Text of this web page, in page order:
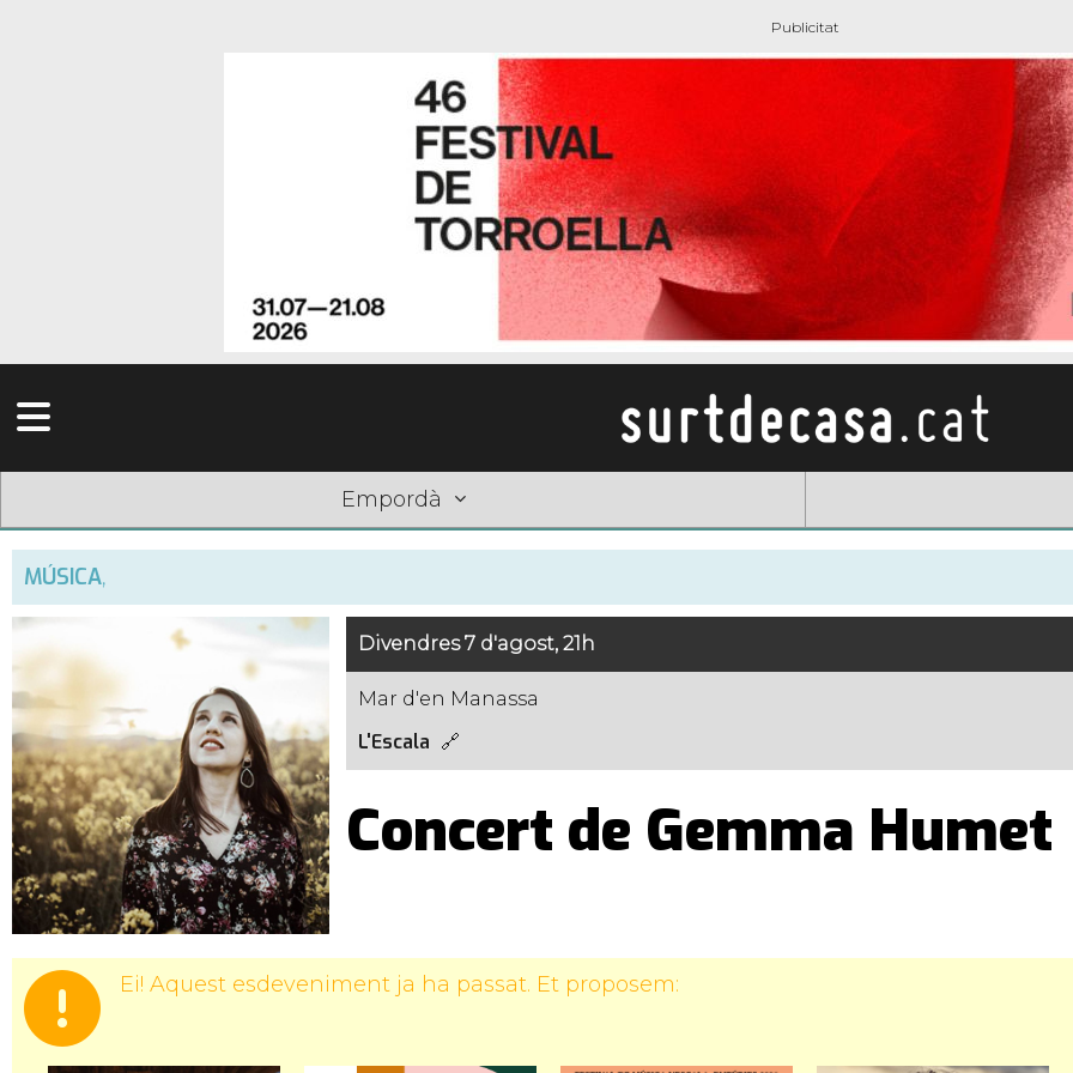
Empordà
MÚSICA,
Divendres 7 d'agost, 21h
Mar d'en Manassa
L'Escala
Concert de Gemma Humet
Ei! Aquest esdeveniment ja ha passat. Et proposem: